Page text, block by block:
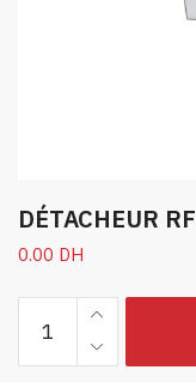
DÉTACHEUR RF
0.00 DH
DÉTACHEUR
quantity